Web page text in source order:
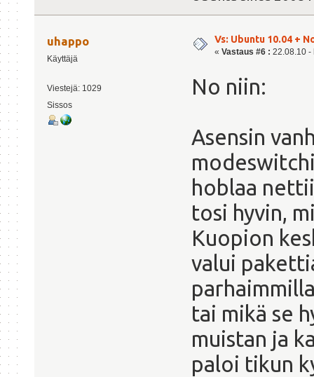
uhappo
Käyttäjä
Viestejä: 1029
Sissos
Vs: Ubuntu 10.04 +
« Vastaus #6 : 22.08.10 -
No niin:
Asensin
hoblaa
tosi hyvin,
Kuopion
valui
tai mikä se
muistan ja
paloi tikun